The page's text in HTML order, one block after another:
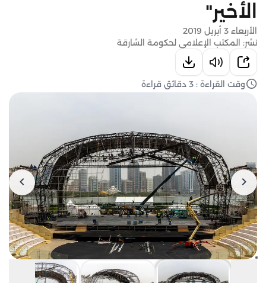
الأخير"
الأربعاء 3 أبريل 2019
نشر: المكتب الإعلامي لحكومة الشارقة
وقت القراءة : 3 دقائق قراءة